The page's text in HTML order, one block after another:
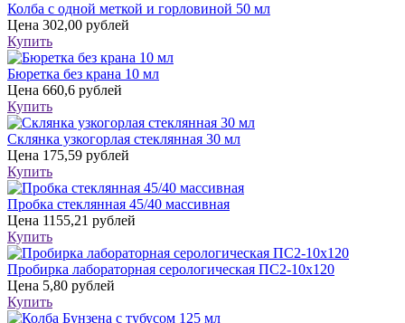
Колба с одной меткой и горловиной 50 мл
Цена 302,00 рублей
Купить
Бюретка без крана 10 мл
Цена 660,6 рублей
Купить
Склянка узкогорлая стеклянная 30 мл
Цена 175,59 рублей
Купить
Пробка стеклянная 45/40 массивная
Цена 1155,21 рублей
Купить
Пробирка лабораторная серологическая ПС2-10х120
Цена 5,80 рублей
Купить